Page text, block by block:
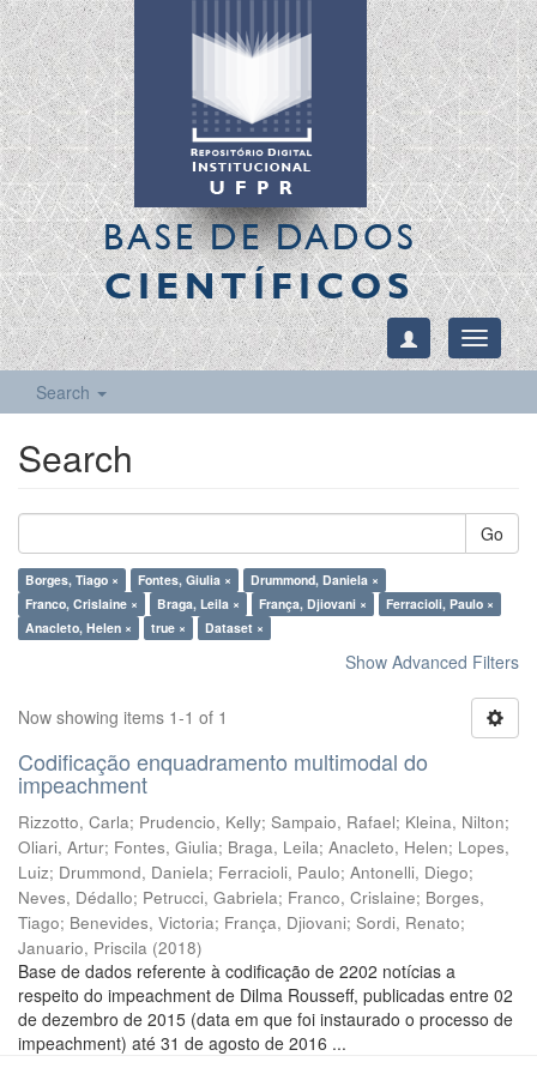
BASE DE DADOS
CIENTÍFICOS
Toggle
Search
Search
Go
Borges, Tiago × Fontes, Giulia ×
Drummond, Daniela ×
Franco, Crislaine ×
Braga, Leila × França, Djiovani ×
Ferracioli, Paulo ×
Anacleto, Helen ×
true × Dataset ×
Show Advanced Filters
Now showing items 1-1 of 1
Codificação enquadramento multimodal do
impeachment
Rizzotto, Carla; Prudencio, Kelly; Sampaio, Rafael; Kleina, Nilton;
Oliari, Artur; Fontes, Giulia; Braga, Leila; Anacleto, Helen; Lopes,
Luiz; Drummond, Daniela; Ferracioli, Paulo; Antonelli, Diego;
Neves, Dédallo; Petrucci, Gabriela; Franco, Crislaine; Borges,
Tiago; Benevides, Victoria; França, Djiovani; Sordi, Renato;
Januario, Priscila (2018)
Base de dados referente à codificação de 2202 notícias a
respeito do impeachment de Dilma Rousseff, publicadas entre 02
de dezembro de 2015 (data em que foi instaurado o processo de
impeachment) até 31 de agosto de 2016 ...